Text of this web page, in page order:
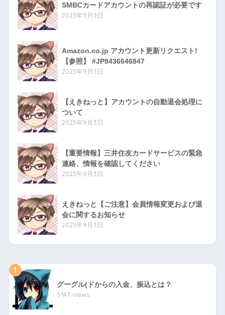
SMBCカードアカウントの再認証が必要です
2023年9月3日
Amazon.co.jp アカウント更新リクエスト!
【参照】 #JP8436646847
2023年9月3日
【えきねっと】アカウントの自動退会処理に
ついて
2023年9月3日
【重要情報】三井住友カードサービスの緊急
連絡、情報を確認してください
2023年9月3日
えきねっと【ご注意】会員情報変更および退
会に関するお知らせ
2023年9月3日
1
グーグル(ドからの入金、振込とは？
5147 views